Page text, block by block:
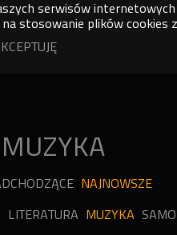
serwisów internetowych
stosowanie plików cookies
MUZYKA
NAJNOWSZE
LITERATURA MUZYKA